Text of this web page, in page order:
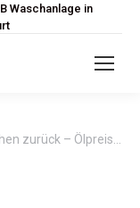
Waschanlage in
zurück – Ölpreis…